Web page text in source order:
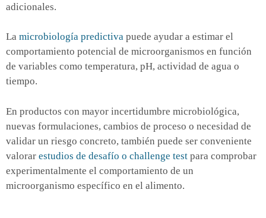
adicionales.
La microbiología predictiva puede ayudar a estimar el
comportamiento potencial de microorganismos en función
de variables como temperatura, pH, actividad de agua o
tiempo.
En productos con mayor incertidumbre microbiológica,
nuevas formulaciones, cambios de proceso o necesidad de
validar un riesgo concreto, también puede ser conveniente
valorar estudios de desafío o challenge test para comprobar
experimentalmente el comportamiento de un
microorganismo específico en el alimento.